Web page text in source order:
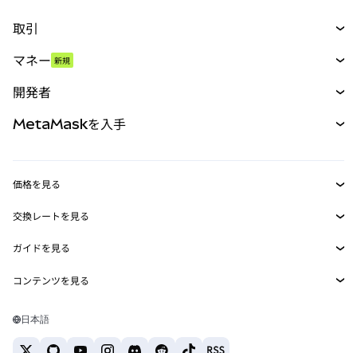
取引
パーペチュアル
RWA
マネー 新規
開発者
MetaMask Connect
Snaps
Web3サービス
MetaMaskを入手
セキュリティ
サポート
キャリア
お問い合わせ
価格を見る
イーサリアムの価格
Solanaの価格
Tetherの価格
交換レートを見る
ETH→USD
USDT→INR
BTC→INR
ETH→USDT
ガイドを見る
ETHの購入
コンテンツを見る
Solanaウォレット
日本語